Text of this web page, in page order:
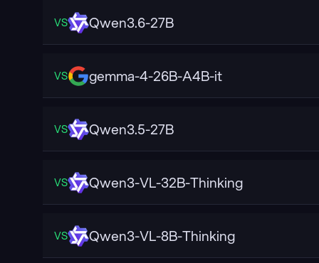
VS Qwen3.6-27B
VS gemma-4-26B-A4B-it
VS Qwen3.5-27B
VS Qwen3-VL-32B-Thinking
VS Qwen3-VL-8B-Thinking